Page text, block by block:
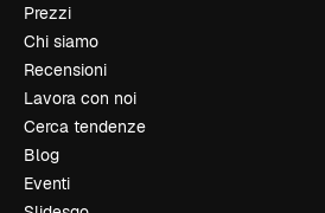
Prezzi
Chi siamo
Recensioni
Lavora con noi
Cerca tendenze
Blog
Eventi